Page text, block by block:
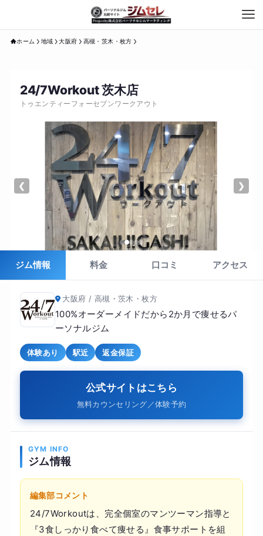
ホーム 地域 大阪府 高槻・茨木・枚方
24/7Workout 茨木店
トゥエンティーフォーセブンワークアウト
❮ ❯
ジム情報 料金 口コミ アクセス
大阪府 / 高槻・茨木・枚方
100%オーダーメイドだから2か月で痩せるパ
ーソナルジム
体験あり 駅近 返金保証
公式サイトはこちら
無料カウンセリング／体験予約
GYM INFO
ジム情報
編集部コメント
24/7Workoutは、完全個室のマンツーマン指導と
『3食しっかり食べて痩せる』食事サポートを組